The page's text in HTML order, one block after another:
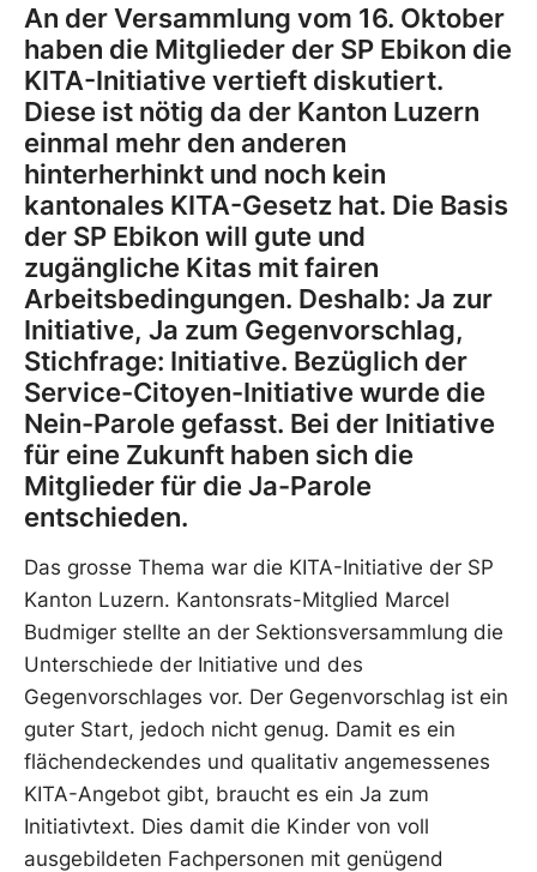
An der Versammlung vom 16. Oktober
haben die Mitglieder der SP Ebikon die
KITA-Initiative vertieft diskutiert.
Diese ist nötig da der Kanton Luzern
einmal mehr den anderen
hinterherhinkt und noch kein
kantonales KITA-Gesetz hat. Die Basis
der SP Ebikon will gute und
zugängliche Kitas mit fairen
Arbeitsbedingungen. Deshalb: Ja zur
Initiative, Ja zum Gegenvorschlag,
Stichfrage: Initiative. Bezüglich der
Service-Citoyen-Initiative wurde die
Nein-Parole gefasst. Bei der Initiative
für eine Zukunft haben sich die
Mitglieder für die Ja-Parole
entschieden.
Das grosse Thema war die KITA-Initiative der SP
Kanton Luzern. Kantonsrats-Mitglied Marcel
Budmiger stellte an der Sektionsversammlung die
Unterschiede der Initiative und des
Gegenvorschlages vor. Der Gegenvorschlag ist ein
guter Start, jedoch nicht genug. Damit es ein
flächendeckendes und qualitativ angemessenes
KITA-Angebot gibt, braucht es ein Ja zum
Initiativtext. Dies damit die Kinder von voll
ausgebildeten Fachpersonen mit genügend